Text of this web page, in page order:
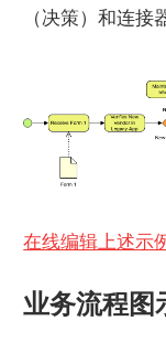
（决策）和连接
在线编辑上述示
业务流程图